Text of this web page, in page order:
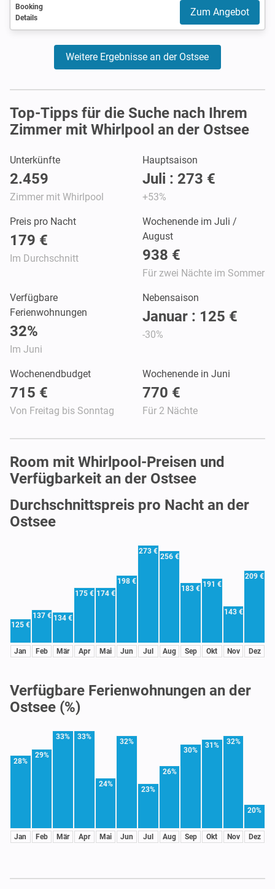
Booking
Details
Zum Angebot
Weitere Ergebnisse an der Ostsee
Top-Tipps für die Suche nach Ihrem
Zimmer mit Whirlpool an der Ostsee
Unterkünfte
2.459
Zimmer mit Whirlpool
Hauptsaison
Juli : 273 €
+53%
Preis pro Nacht
179 €
Im Durchschnitt
Wochenende im Juli /
August
938 €
Für zwei Nächte im Sommer
Verfügbare
Ferienwohnungen
32%
Im Juni
Nebensaison
Januar : 125 €
-30%
Wochenendbudget
715 €
Von Freitag bis Sonntag
Wochenende in Juni
770 €
Für 2 Nächte
Room mit Whirlpool-Preisen und
Verfügbarkeit an der Ostsee
Durchschnittspreis pro Nacht an der
Ostsee
125 €
Jan
137 €
Feb
134 €
Mär
175 €
Apr
174 €
Mai
198 €
Jun
273 €
Jul
256 €
Aug
183 €
Sep
191 €
Okt
143 €
Nov
209 €
Dez
Verfügbare Ferienwohnungen an der
Ostsee (%)
28%
Jan
29%
Feb
33%
Mär
33%
Apr
24%
Mai
32%
Jun
23%
Jul
26%
Aug
30%
Sep
31%
Okt
32%
Nov
20%
Dez